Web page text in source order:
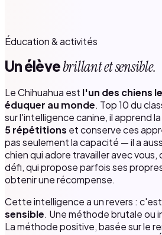
Éducation & activités
Un élèvebrillant et sensible.
Le Chihuahua est l'un des chiens
éduquer au monde. Top 10 du
sur l'intelligence canine, il apprend
5 répétitions et conserve ces
pas seulement la capacité — il a
chien qui adore travailler avec
défi, qui propose parfois ses
obtenir une récompense.
Cette intelligence a un revers : c'est
sensible. Une méthode brutale ou
La méthode positive, basée sur le